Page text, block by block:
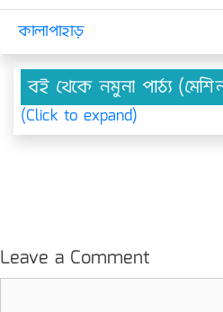
কালাপাহাড়
বই থেকে নমুনা পাঠ্য
(Click to expand)
Leave a Comment